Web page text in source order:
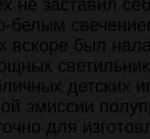
не заставил
белым
вскоре был
детских
эмиссии
для